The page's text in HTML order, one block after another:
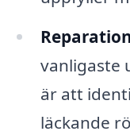
vanligaste
är att
läckande